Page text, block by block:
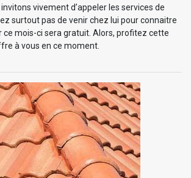
vivement d’appeler les services de
surtout pas de venir chez lui pour connaitre
ce mois-ci sera gratuit. Alors, profitez cette
à vous en ce moment.